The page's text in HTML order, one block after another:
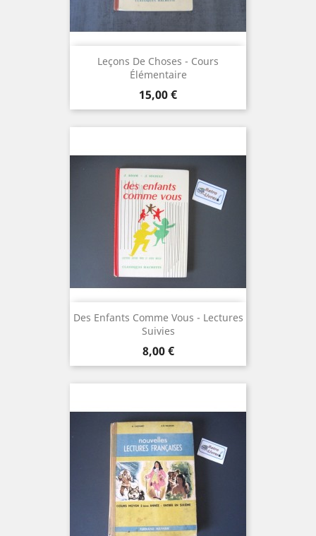
Leçons De Choses - Cours
Élémentaire
Prix
15,00 €
Des Enfants Comme Vous - Lectures
Suivies
Prix
8,00 €